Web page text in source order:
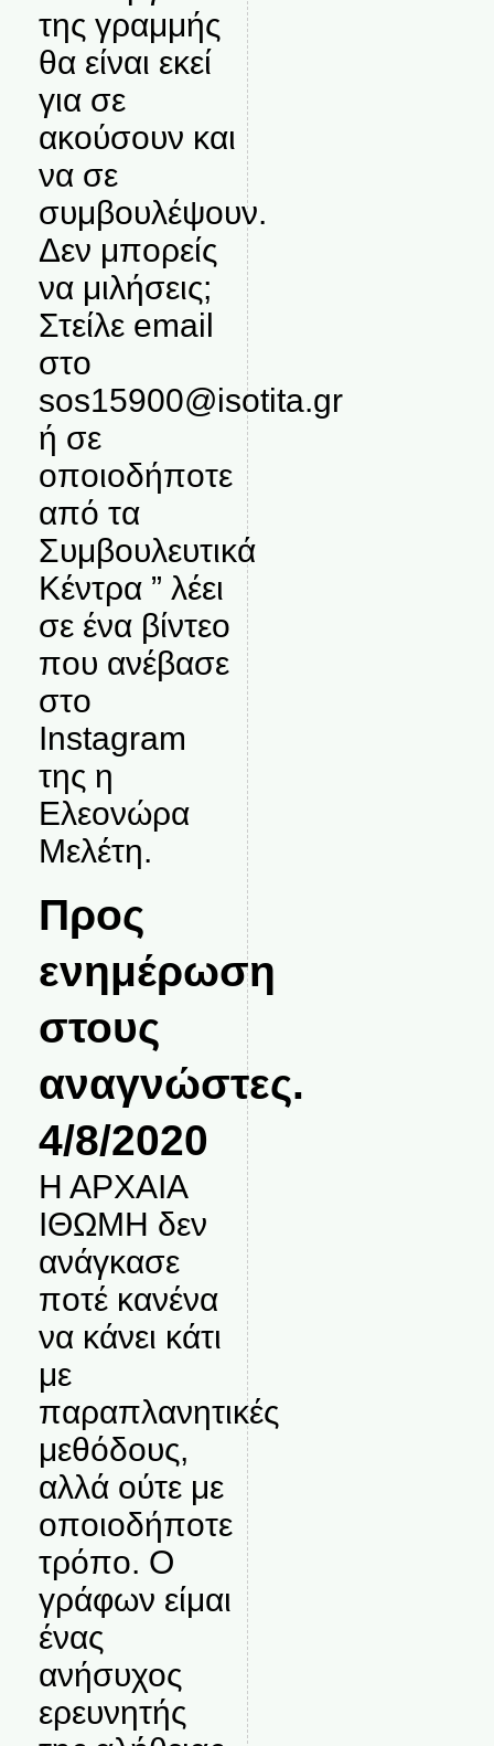
της γραμμής
θα είναι εκεί
για σε
ακούσουν και
να σε
συμβουλέψουν.
Δεν μπορείς
να μιλήσεις;
Στείλε email
στο
sos15900@isotita.gr
ή σε
οποιοδήποτε
από τα
Συμβουλευτικά
Κέντρα ” λέει
σε ένα βίντεο
που ανέβασε
στο
Instagram
της η
Ελεονώρα
Μελέτη.
Προς
ενημέρωση
στους
αναγνώστες.
4/8/2020
Η ΑΡΧΑΙΑ
ΙΘΩΜΗ δεν
ανάγκασε
ποτέ κανένα
να κάνει κάτι
με
παραπλανητικές
μεθόδους,
αλλά ούτε με
οποιοδήποτε
τρόπο. Ο
γράφων είμαι
ένας
ανήσυχος
ερευνητής